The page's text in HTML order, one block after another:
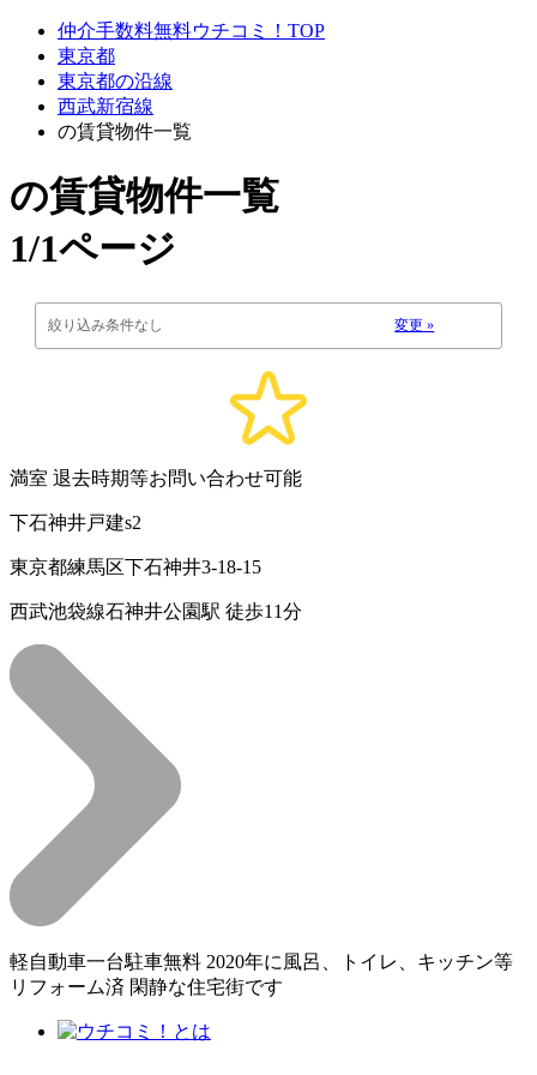
仲介手数料無料ウチコミ！TOP
東京都
東京都の沿線
西武新宿線
の賃貸物件一覧
の賃貸物件一覧
1/1ページ
絞り込み条件なし 変更 »
満室 退去時期等お問い合わせ可能
下石神井戸建s2
東京都練馬区下石神井3-18-15
西武池袋線石神井公園駅 徒歩11分
軽自動車一台駐車無料 2020年に風呂、トイレ、キッチン等
リフォーム済 閑静な住宅街です